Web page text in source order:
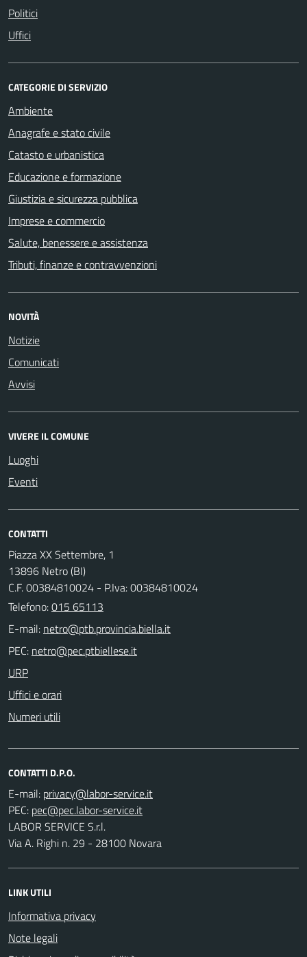
Politici
Uffici
CATEGORIE DI SERVIZIO
Ambiente
Anagrafe e stato civile
Catasto e urbanistica
Educazione e formazione
Giustizia e sicurezza pubblica
Imprese e commercio
Salute, benessere e assistenza
Tributi, finanze e contravvenzioni
NOVITÀ
Notizie
Comunicati
Avvisi
VIVERE IL COMUNE
Luoghi
Eventi
CONTATTI
Piazza XX Settembre, 1
13896 Netro (BI)
C.F. 00384810024 - P.Iva: 00384810024
Telefono:015 65113
E-mail:
PEC:
URP
Uffici e orari
Numeri utili
CONTATTI D.P.O.
E-mail:
PEC:
LABOR SERVICE S.r.l.
Via A. Righi n. 29 - 28100 Novara
LINK UTILI
Informativa privacy
Note legali